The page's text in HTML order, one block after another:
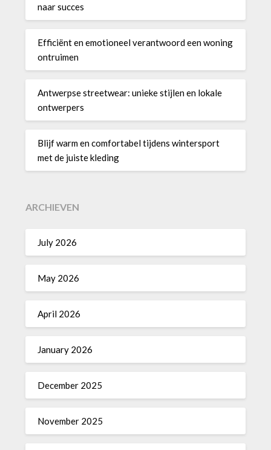
naar succes
Efficiënt en emotioneel verantwoord een woning
ontruimen
Antwerpse streetwear: unieke stijlen en lokale
ontwerpers
Blijf warm en comfortabel tijdens wintersport
met de juiste kleding
ARCHIEVEN
July 2026
May 2026
April 2026
January 2026
December 2025
November 2025